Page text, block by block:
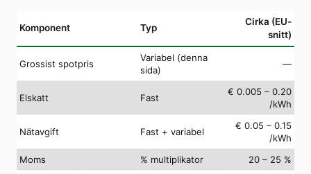
Komponent Typ
Cirka (EU-
snitt)
Grossist spotpris
Variabel (denna
sida)
—
Elskatt Fast
€ 0.005 – 0.20
/kWh
Nätavgift Fast + variabel
€ 0.05 – 0.15
/kWh
Moms
% multiplikator
20 – 25 %